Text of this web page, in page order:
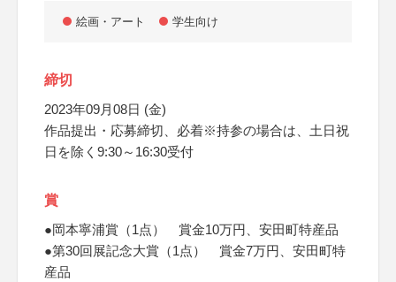
絵画・アート 学生向け
締切
2023年09月08日 (金)
作品提出・応募締切、必着※持参の場合は、土日祝
日を除く9:30～16:30受付
賞
●岡本寧浦賞（1点） 賞金10万円、安田町特産品
●第30回展記念大賞（1点） 賞金7万円、安田町特
産品